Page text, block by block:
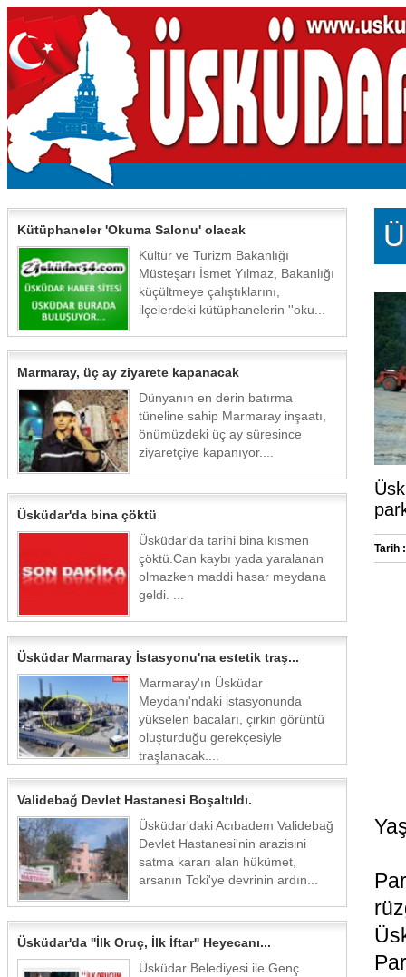
Kütüphaneler 'Okuma Salonu' olacak
Kültür ve Turizm Bakanlığı
Müsteşarı İsmet Yılmaz, Bakanlığı
küçültmeye çalıştıklarını,
ilçelerdeki kütüphanelerin ''oku...
Marmaray, üç ay ziyarete kapanacak
Dünyanın en derin batırma
tüneline sahip Marmaray inşaatı,
önümüzdeki üç ay süresince
ziyaretçiye kapanıyor....
Üsküdar'da bina çöktü
Üsküdar'da tarihi bina kısmen
çöktü.Can kaybı yada yaralanan
olmazken maddi hasar meydana
geldi. ...
Üsküdar Marmaray İstasyonu'na estetik traş...
Marmaray'ın Üsküdar
Meydanı'ndaki istasyonunda
yükselen bacaları, çirkin görüntü
oluşturduğu gerekçesiyle
traşlanacak....
Validebağ Devlet Hastanesi Boşaltıldı.
Üsküdar'daki Acıbadem Validebağ
Devlet Hastanesi'nin arazisini
satma kararı alan hükümet,
arsanın Toki'ye devrinin ardın...
Üsküdar'da ''İlk Oruç, İlk İftar'' Heyecanı...
Üsküdar Belediyesi ile Genç
Tarih :